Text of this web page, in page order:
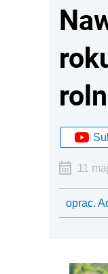
11
oprac.